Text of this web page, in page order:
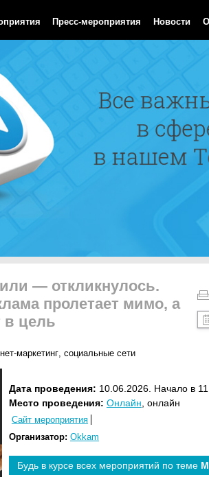
Пресс-мероприятия Новости
— откликнулось.
пролетает мимо, а
в цель
маркетинг, социальные сети
Дата проведения: 10.06.2026. Начало в
Место проведения: Онлайн , онлайн
Сайт мероприятия
Организатор: Okkam
Будь в курсе всех мероприятий по теме